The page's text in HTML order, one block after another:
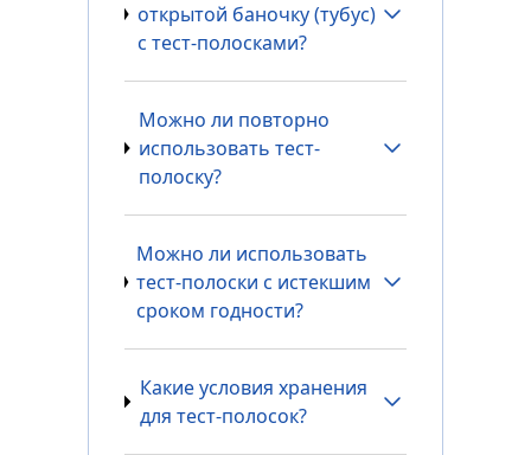
открытой баночку (тубус)
с тест-полосками?
Можно ли повторно
использовать тест-
полоску?
Можно ли использовать
тест-полоски с истекшим
сроком годности?
Какие условия хранения
для тест-полосок?